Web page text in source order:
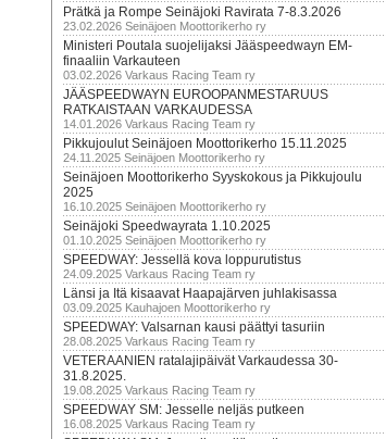
Prätkä ja Rompe Seinäjoki Ravirata 7-8.3.2026
23.02.2026 Seinäjoen Moottorikerho ry
Ministeri Poutala suojelijaksi Jääspeedwayn EM-
finaaliin Varkauteen
03.02.2026 Varkaus Racing Team ry
JÄÄSPEEDWAYN EUROOPANMESTARUUS
RATKAISTAAN VARKAUDESSA
14.01.2026 Varkaus Racing Team ry
Pikkujoulut Seinäjoen Moottorikerho 15.11.2025
24.11.2025 Seinäjoen Moottorikerho ry
Seinäjoen Moottorikerho Syyskokous ja Pikkujoulu
2025
16.10.2025 Seinäjoen Moottorikerho ry
Seinäjoki Speedwayrata 1.10.2025
01.10.2025 Seinäjoen Moottorikerho ry
SPEEDWAY: Jessellä kova loppurutistus
24.09.2025 Varkaus Racing Team ry
Länsi ja Itä kisaavat Haapajärven juhlakisassa
03.09.2025 Kauhajoen Moottorikerho ry
SPEEDWAY: Valsarnan kausi päättyi tasuriin
28.08.2025 Varkaus Racing Team ry
VETERAANIEN ratalajipäivät Varkaudessa 30-
31.8.2025.
19.08.2025 Varkaus Racing Team ry
SPEEDWAY SM: Jesselle neljäs putkeen
16.08.2025 Varkaus Racing Team ry